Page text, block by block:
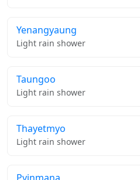
Yenangyaung
Light rain shower
Taungoo
Light rain shower
Thayetmyo
Light rain shower